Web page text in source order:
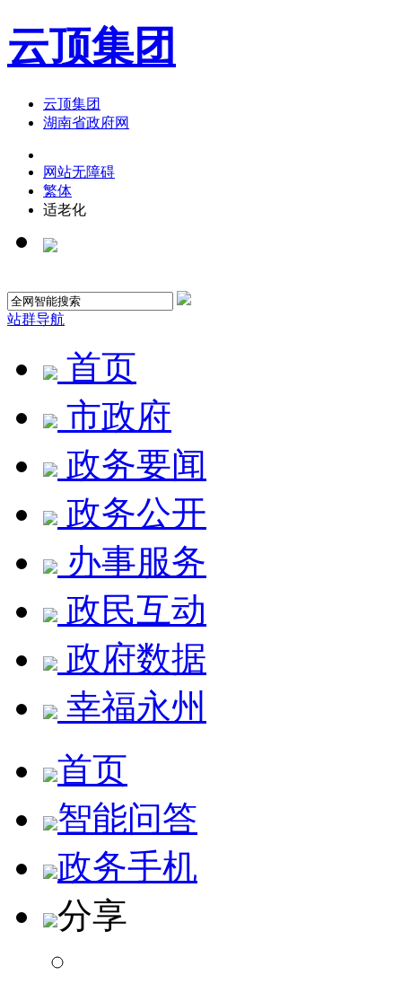
云顶集团
云顶集团
湖南省政府网
网站无障碍
繁体
适老化
站群导航
首页
市政府
政务要闻
政务公开
办事服务
政民互动
政府数据
幸福永州
首页
智能问答
政务手机
分享